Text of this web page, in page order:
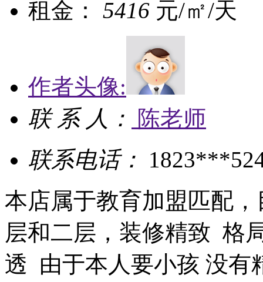
租金：
5416 元/㎡/天
作者头像:
联 系 人：
陈老师
联系电话：
本店属于教育加盟匹配
层和二层，装修精致 格
透 由于本人要小孩 没有